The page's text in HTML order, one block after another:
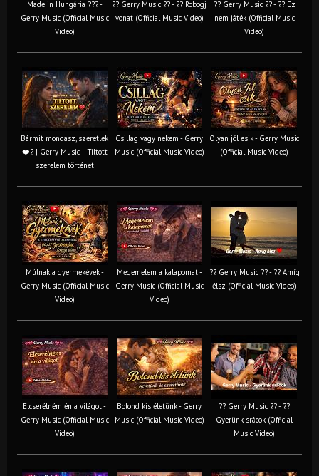
Made in Hungária ??? -
Gerry Music (Official Music
Video)
?? Gerry Music ?? - ?? Robogj
vonat (Official Music Video)
?? Gerry Music ?? - ?? Ez
nem játék (Official Music
Video)
Bármit mondasz, szeretlek
❤️‍? | Gerry Music – Tiltott
szerelem történet
Csillag vagy nekem - Gerry
Music (Official Music Video)
Olyan jól esik - Gerry Music
(Official Music Video)
Múlnak a gyermekévek -
Gerry Music (Official Music
Video)
Megemelem a kalapomat -
Gerry Music (Official Music
Video)
?? Gerry Music ?? - ?? Amíg
élsz (Official Music Video)
Elcserélném én a világot -
Gerry Music (Official Music
Video)
Bolond kis életünk - Gerry
Music (Official Music Video)
?? Gerry Music ?? - ??
Gyerünk srácok (Official
Music Video)